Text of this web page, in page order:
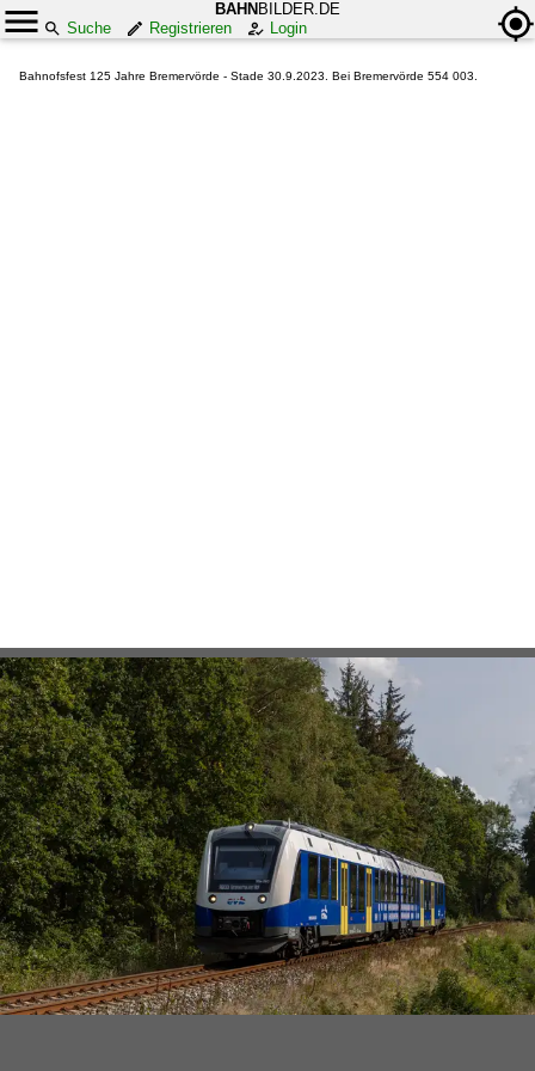
BAHN BILDER.DE
Suche
Registrieren Login
Bahnofsfest 125 Jahre Bremervörde - Stade 30.9.2023. Bei Bremervörde 554 003.